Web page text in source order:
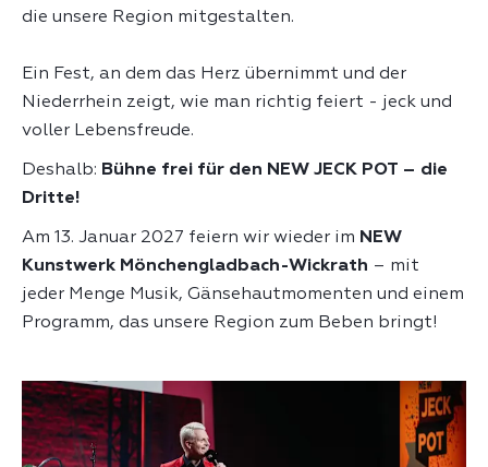
die unsere Region mitgestalten.
Ein Fest, an dem das Herz übernimmt und der
Niederrhein zeigt, wie man richtig feiert - jeck und
voller Lebensfreude.
Deshalb: Bühne frei für den NEW JECK POT – die
Dritte!
Am 13. Januar 2027 feiern wir wieder im NEW
Kunstwerk Mönchengladbach-Wickrath – mit
jeder Menge Musik, Gänsehautmomenten und einem
Programm, das unsere Region zum Beben bringt!